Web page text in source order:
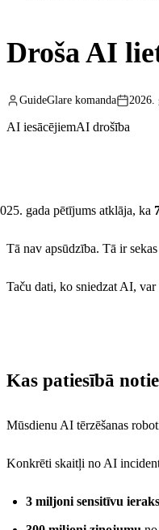
Droša AI
GuideGlare komanda 2026.
AI iesācējiemAI drošība
gada pētījums atklāja, ka
Tā nav apsūdzība. Tā ir
Taču dati, ko sniedzat AI,
Kas patiesībā
Mūsdienu AI tērzēšanas
Konkrēti skaitļi no AI
3 miljoni sensitīvu